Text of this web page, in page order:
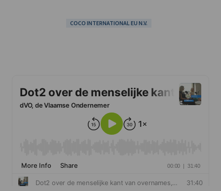
COCO INTERNATIONAL EU N.V.